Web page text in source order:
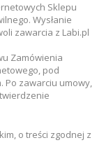
Sklepu
Wysłanie
zawarcia z Labi.pl
Zamówienia
pod
Po zawarciu umowy,
o treści zgodnej z